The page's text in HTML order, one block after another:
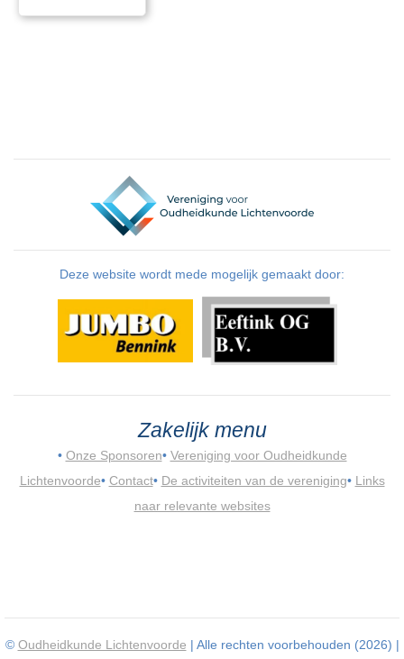
Deze website wordt mede mogelijk gemaakt door:
Zakelijk menu
• Onze Sponsoren• Vereniging voor Oudheidkunde
Lichtenvoorde• Contact• De activiteiten van de vereniging• Links
naar relevante websites
© Oudheidkunde Lichtenvoorde | Alle rechten voorbehouden (2026) |